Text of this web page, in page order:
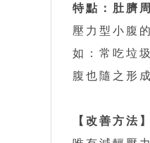
特點：肚臍
壓力型小腹
如：常吃垃
腹也隨之形成
【改善方法】